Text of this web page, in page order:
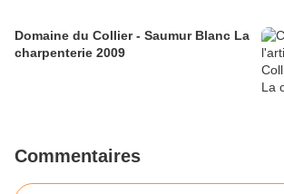
Domaine du Collier - Saumur Blanc La
charpenterie 2009
Commentaires